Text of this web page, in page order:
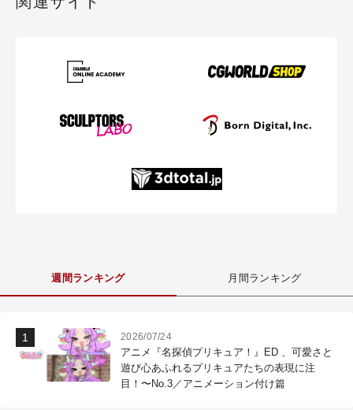
週間ランキング 月間ランキング
2026/07/24
アニメ『名探偵プリキュア！』ED 、可愛さと
遊び心あふれるプリキュアたちの表現に注
目！〜No.3／アニメーション付け篇